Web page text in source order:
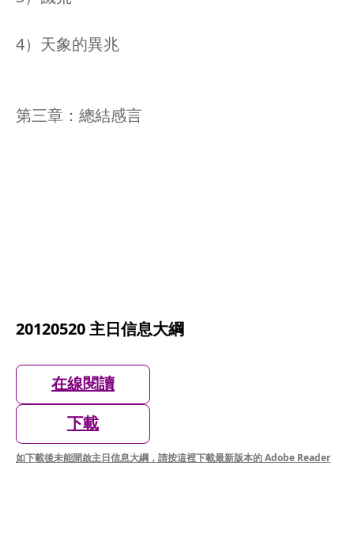
4）天象的異兆
第三章：總結感言
20120520 主日信息大綱
在線閱讀
下載
如下載後未能開啟主日信息大綱，請按這裡下載最新版本的 Adobe Reader